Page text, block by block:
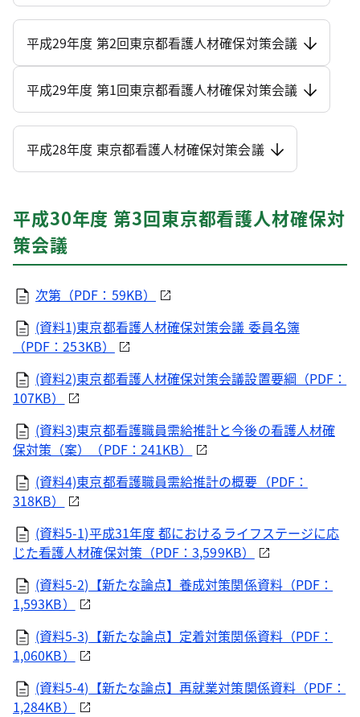
平成29年度 第2回東京都看護人材確保対策会議
平成29年度 第1回東京都看護人材確保対策会議
平成28年度 東京都看護人材確保対策会議
平成30年度 第3回東京都看護人材確保対
策会議
次第（PDF：59KB）
(資料1)東京都看護人材確保対策会議 委員名簿
（PDF：253KB）
(資料2)東京都看護人材確保対策会議設置要綱（PDF：
107KB）
(資料3)東京都看護職員需給推計と今後の看護人材確
保対策（案）（PDF：241KB）
(資料4)東京都看護職員需給推計の概要（PDF：
318KB）
(資料5-1)平成31年度 都におけるライフステージに応
じた看護人材確保対策（PDF：3,599KB）
(資料5-2)【新たな論点】養成対策関係資料（PDF：
1,593KB）
(資料5-3)【新たな論点】定着対策関係資料（PDF：
1,060KB）
(資料5-4)【新たな論点】再就業対策関係資料（PDF：
1,284KB）